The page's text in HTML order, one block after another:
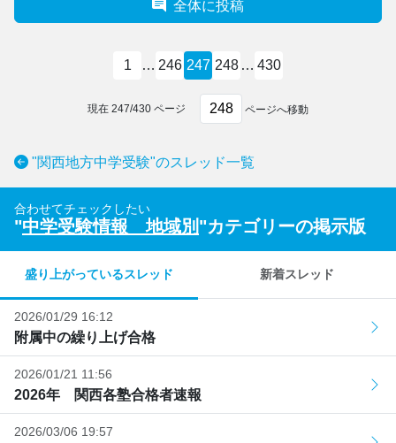
全体に投稿
1 … 246 247 248 … 430
現在 247/430 ページ ページへ移動
"関西地方中学受験"のスレッド一覧
合わせてチェックしたい
"中学受験情報 地域別 "カテゴリーの掲示版
盛り上がっているスレッド 新着スレッド
2026/01/29 16:12
附属中の繰り上げ合格
2026/01/21 11:56
2026年 関西各塾合格者速報
2026/03/06 19:57